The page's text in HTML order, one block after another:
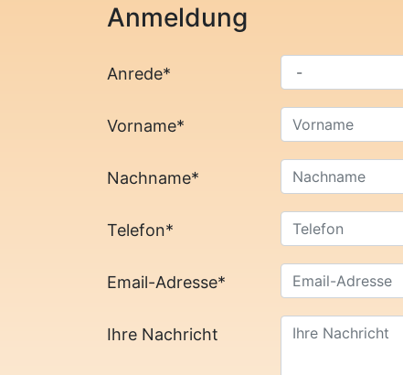
Anmeldung
Anrede*
Vorname*
Nachname*
Telefon*
Email-Adresse*
Ihre Nachricht